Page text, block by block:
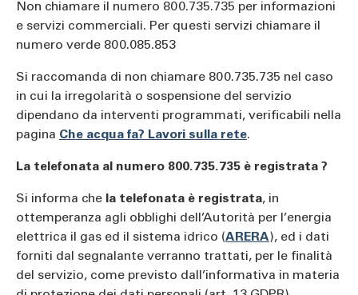
Non chiamare il numero 800.735.735 per informazioni
e servizi commerciali. Per questi servizi chiamare il
numero verde 800.085.853
Si raccomanda di non chiamare 800.735.735 nel caso
in cui la irregolarità o sospensione del servizio
dipendano da interventi programmati, verificabili nella
pagina Che acqua fa? Lavori sulla rete.
La telefonata al numero 800.735.735 è registrata ?
Si informa che la telefonata è registrata, in
ottemperanza agli obblighi dell’Autorità per l’energia
elettrica il gas ed il sistema idrico (ARERA), ed i dati
forniti dal segnalante verranno trattati, per le finalità
del servizio, come previsto dall’informativa in materia